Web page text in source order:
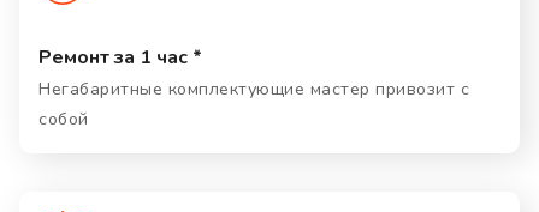
Ремонт за 1 час *
Негабаритные комплектующие мастер привозит с
собой